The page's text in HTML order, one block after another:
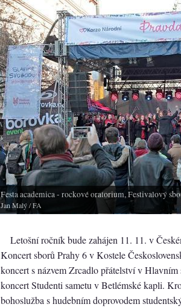
Festa academica - rockové oratorium, Festivalový
Jan Malý/ FA
Letošní ročník bude zahájen 11. 11. v
Koncert sborů Prahy 6 v Kostele
koncert s názvem Zrcadlo přátelství v Hlavním
koncert Studenti sametu v Betlémské kapli.
bohoslužba s hudebním doprovodem